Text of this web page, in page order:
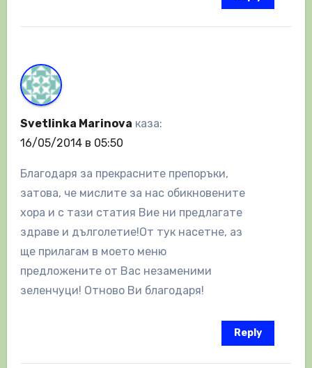
Svetlinka Marinova каза:
16/05/2014 в 05:50
Благодаря за прекрасните препоръки,
затова, че мислите за нас обикновените
хора и с тази статия Вие ни предлагате
здраве и дълголетие!От тук насетне, аз
ще прилагам в моето меню
предложените от Вас незаменими
зеленчуци! Отново Ви благодаря!
Reply